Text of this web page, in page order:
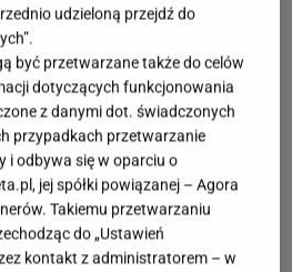
udzieloną przejdź do
być przetwarzane także do celów
dotyczących funkcjonowania
z danymi dot. świadczonych
przypadkach przetwarzanie
i odbywa się w oparciu o
jej spółki powiązanej – Agora
Takiemu przetwarzaniu
do „Ustawień
kontakt z administratorem – w